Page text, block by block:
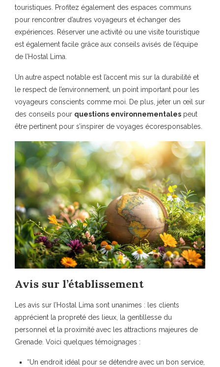
touristiques . Profitez également des espaces communs
pour rencontrer d’autres voyageurs et échanger des
expériences. Réserver une activité ou une visite touristique
est également facile grâce aux conseils avisés de l’équipe
de l’Hostal Lima.
Un autre aspect notable est l’accent mis sur la durabilité et
le respect de l’environnement, un point important pour les
voyageurs conscients comme moi. De plus, jeter un œil sur
des conseils pour questions environnementales peut
être pertinent pour s’inspirer de voyages écoresponsables.
Avis sur l’établissement
Les avis sur l’Hostal Lima sont unanimes : les clients
apprécient la propreté des lieux , la gentillesse du
personnel et la proximité avec les attractions majeures de
Grenade. Voici quelques témoignages :
“Un endroit idéal pour se détendre avec un bon service,